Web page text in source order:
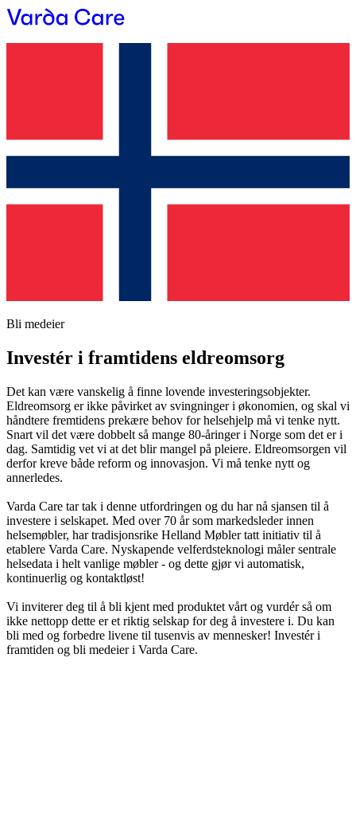
Bli medeier
Investér i framtidens eldreomsorg
Det kan være vanskelig å finne lovende investeringsobjekter.
Eldreomsorg er ikke påvirket av svingninger i økonomien, og skal vi
håndtere fremtidens prekære behov for helsehjelp må vi tenke nytt.
Snart vil det være dobbelt så mange 80-åringer i Norge som det er i
dag. Samtidig vet vi at det blir mangel på pleiere. Eldreomsorgen vil
derfor kreve både reform og innovasjon. Vi må tenke nytt og
annerledes.
Varda Care tar tak i denne utfordringen og du har nå sjansen til å
investere i selskapet. Med over 70 år som markedsleder innen
helsemøbler, har tradisjonsrike Helland Møbler tatt initiativ til å
etablere Varda Care. Nyskapende velferdsteknologi måler sentrale
helsedata i helt vanlige møbler - og dette gjør vi automatisk,
kontinuerlig og kontaktløst!
Vi inviterer deg til å bli kjent med produktet vårt og vurdér så om
ikke nettopp dette er et riktig selskap for deg å investere i. Du kan
bli med og forbedre livene til tusenvis av mennesker! Investér i
framtiden og bli medeier i Varda Care.